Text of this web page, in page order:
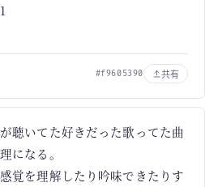
#f9605390 共有
聴いてた好きだった歌ってた曲
になる。
覚を理解したり吟味できたりす